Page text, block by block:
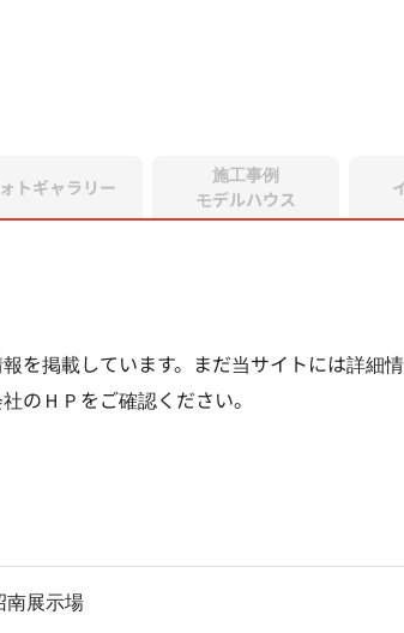
トギャラリー
施工事例
モデルハウス
を掲載しています。まだ当サイトには詳細情
のＨＰをご確認ください。
展示場